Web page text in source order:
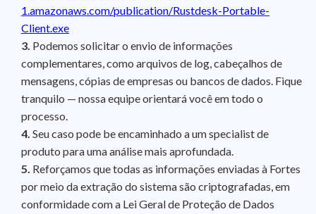
1.amazonaws.com/publication/Rustdesk-Portable-
Client.exe
3. Podemos solicitar o envio de informações
complementares, como arquivos de log, cabeçalhos de
mensagens, cópias de empresas ou bancos de dados. Fique
tranquilo — nossa equipe orientará você em todo o
processo.
4. Seu caso pode be encaminhado a um specialist de
produto para uma análise mais aprofundada.
5. Reforçamos que todas as informações enviadas à Fortes
por meio da extração do sistema são criptografadas, em
conformidade com a Lei Geral de Proteção de Dados